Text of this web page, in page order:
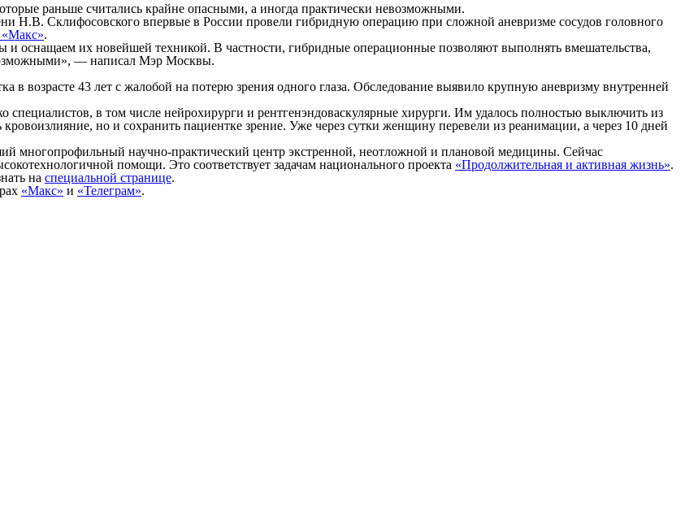
раньше считались крайне опасными, а иногда практически невозможными.
Н.В. Склифосовского впервые в России провели гибридную операцию при сложной аневризме сосудов головного
«Макс».
оснащаем их новейшей техникой. В частности, гибридные операционные позволяют выполнять вмешательства,
— написал Мэр Москвы.
43 лет с жалобой на потерю зрения одного глаза. Обследование выявило крупную аневризму внутренней
в том числе нейрохирурги и рентгенэндоваскулярные хирурги. Им удалось полностью выключить из
но и сохранить пациентке зрение. Уже через сутки женщину перевели из реанимации, а через 10 дней
научно-практический центр экстренной, неотложной и плановой медицины. Сейчас
помощи. Это соответствует задачам национального проекта «Продолжительная и активная жизнь».
на специальной странице.
«Макс» и «Телеграм».